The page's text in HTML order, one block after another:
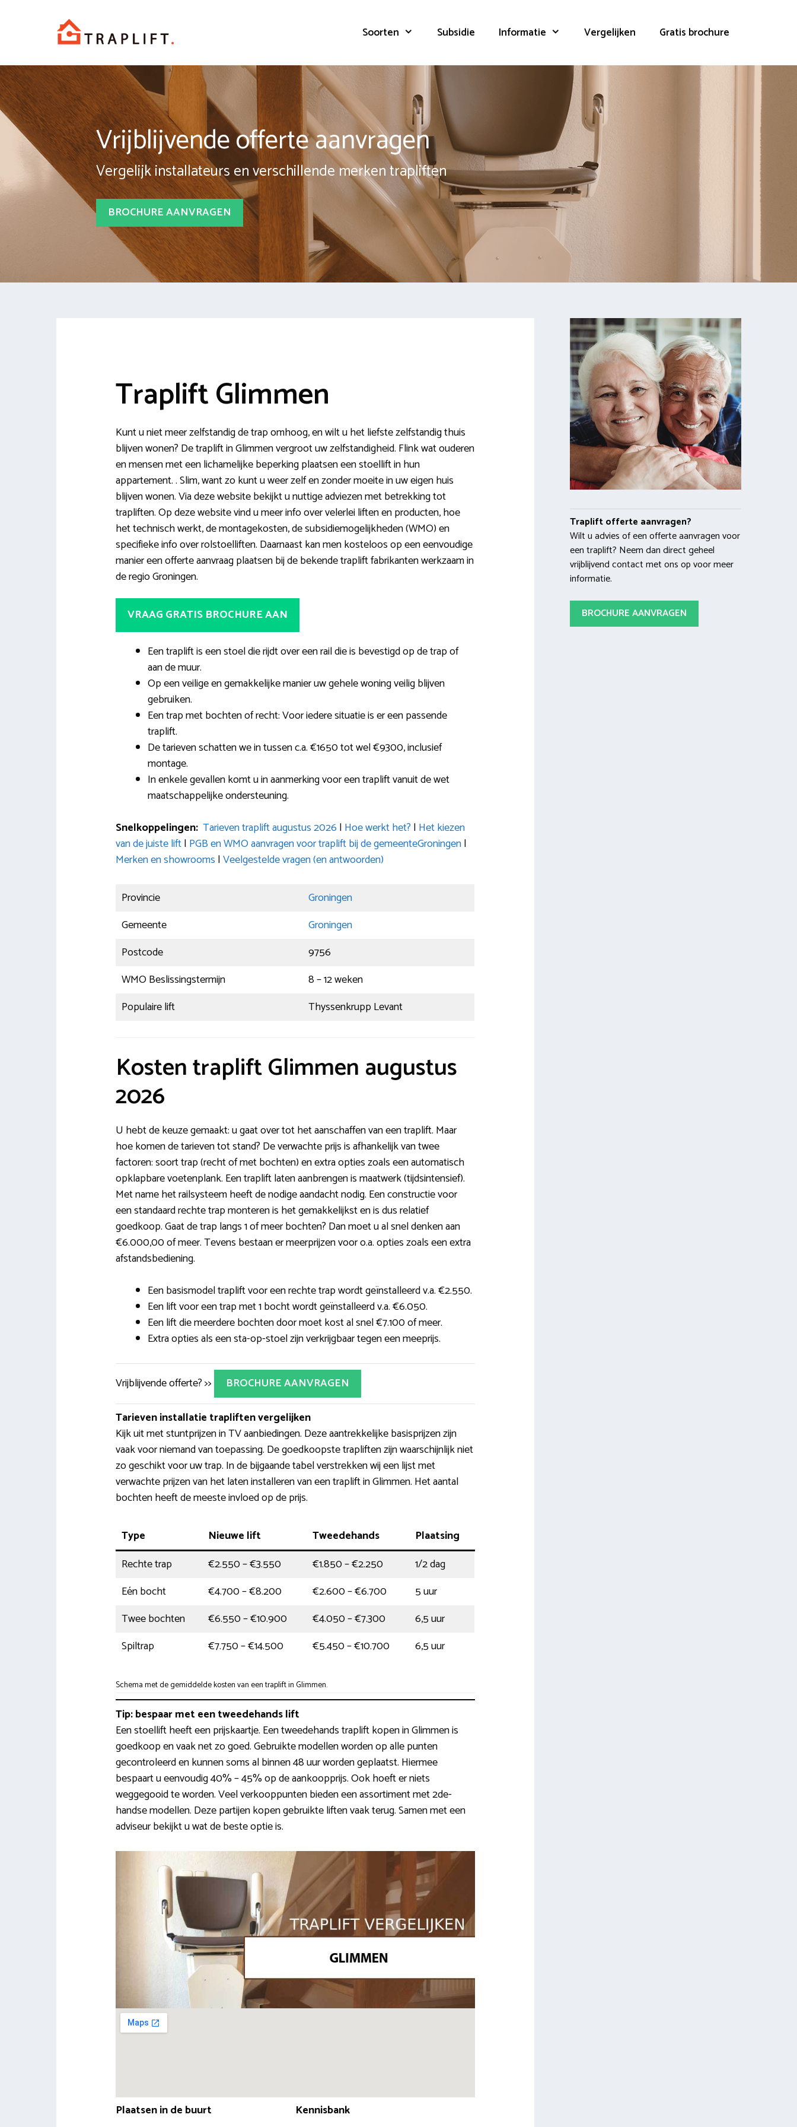
Soorten Subsidie Informatie Vergelijken Gratis brochure
Vrijblijvende offerte aanvragen
Vergelijk installateurs en verschillende merken trapliften
BROCHURE AANVRAGEN
Traplift Glimmen
Kunt u niet meer zelfstandig de trap omhoog, en wilt u het liefste zelfstandig thuis
blijven wonen? De traplift in Glimmen vergroot uw zelfstandigheid. Flink wat ouderen
en mensen met een lichamelijke beperking plaatsen een stoellift in hun
appartement. . Slim, want zo kunt u weer zelf en zonder moeite in uw eigen huis
blijven wonen. Via deze website bekijkt u nuttige adviezen met betrekking tot
trapliften. Op deze website vind u meer info over velerlei liften en producten, hoe
het technisch werkt, de montagekosten, de subsidiemogelijkheden (WMO) en
specifieke info over rolstoelliften. Daarnaast kan men kosteloos op een eenvoudige
manier een offerte aanvraag plaatsen bij de bekende traplift fabrikanten werkzaam in
de regio Groningen.
VRAAG GRATIS BROCHURE AAN
Een traplift is een stoel die rijdt over een rail die is bevestigd op de trap of
aan de muur.
Op een veilige en gemakkelijke manier uw gehele woning veilig blijven
gebruiken.
Een trap met bochten of recht: Voor iedere situatie is er een passende
traplift.
De tarieven schatten we in tussen c.a. €1650 tot wel €9300, inclusief
montage.
In enkele gevallen komt u in aanmerking voor een traplift vanuit de wet
maatschappelijke ondersteuning.
Snelkoppelingen: Tarieven traplift augustus 2026 | Hoe werkt het? | Het kiezen
van de juiste lift| PGB en WMO aanvragen voor traplift bij de gemeenteGroningen|
Merken en showrooms |Veelgestelde vragen (en antwoorden)
Provincie
Groningen
Gemeente
Groningen
Postcode
9756
WMO Beslissingstermijn
8 – 12 weken
Populaire lift
Thyssenkrupp Levant
Kosten traplift Glimmen augustus
2026
U hebt de keuze gemaakt: u gaat over tot het aanschaffen van een traplift. Maar
hoe komen de tarieven tot stand? De verwachte prijs is afhankelijk van twee
factoren: soort trap (recht of met bochten) en extra opties zoals een automatisch
opklapbare voetenplank. Een traplift laten aanbrengen is maatwerk (tijdsintensief).
Met name het railsysteem heeft de nodige aandacht nodig. Een constructie voor
een standaard rechte trap monteren is het gemakkelijkst en is dus relatief
goedkoop. Gaat de trap langs 1 of meer bochten? Dan moet u al snel denken aan
€6.000,00 of meer. Tevens bestaan er meerprijzen voor o.a. opties zoals een extra
afstandsbediening.
Een basismodel traplift voor een rechte trap wordt geïnstalleerd v.a. €2.550.
Een lift voor een trap met 1 bocht wordt geïnstalleerd v.a. €6.050.
Een lift die meerdere bochten door moet kost al snel €7.100 of meer.
Extra opties als een sta-op-stoel zijn verkrijgbaar tegen een meeprijs.
Vrijblijvende offerte? >>
BROCHURE AANVRAGEN
Tarieven installatie trapliften vergelijken
Kijk uit met stuntprijzen in TV aanbiedingen. Deze aantrekkelijke basisprijzen zijn
vaak voor niemand van toepassing. De goedkoopste trapliften zijn waarschijnlijk niet
zo geschikt voor uw trap. In de bijgaande tabel verstrekken wij een lijst met
verwachte prijzen van het laten installeren van een traplift in Glimmen. Het aantal
bochten heeft de meeste invloed op de prijs.
Type Nieuwe lift Tweedehands
Plaatsing
Rechte trap
€2.550 – €3.550 €1.850 – €2.250
1/2 dag
Eén bocht
€4.700 – €8.200 €2.600 – €6.700
5 uur
Twee bochten
€6.550 – €10.900 €4.050 – €7.300
6,5 uur
Spiltrap
€7.750 – €14.500 €5.450 – €10.700 6,5 uur
Schema met de gemiddelde kosten van een traplift in Glimmen.
Tip: bespaar met een tweedehands lift
Een stoellift heeft een prijskaartje. Een tweedehands traplift kopen in Glimmen is
goedkoop en vaak net zo goed. Gebruikte modellen worden op alle punten
gecontroleerd en kunnen soms al binnen 48 uur worden geplaatst. Hiermee
bespaart u eenvoudig 40% – 45% op de aankoopprijs. Ook hoeft er niets
weggegooid te worden. Veel verkooppunten bieden een assortiment met 2de-
handse modellen. Deze partijen kopen gebruikte liften vaak terug. Samen met een
adviseur bekijkt u wat de beste optie is.
Plaatsen in de buurt Kennisbank
Traplift offerte aanvragen?
Wilt u advies of een offerte aanvragen voor
een traplift? Neem dan direct geheel
vrijblijvend contact met ons op voor meer
informatie.
BROCHURE AANVRAGEN